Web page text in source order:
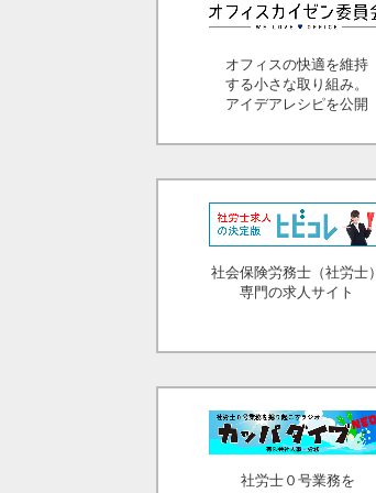
オフィスの快適を維持
する小さな取り組み。
アイデアレシピを公開
社会保険労務士（社労士）
専門の求人サイト
社労士０号業務を